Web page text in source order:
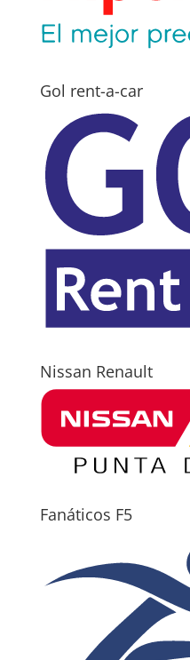
Gol rent-a-car
Nissan Renault
Fanáticos F5